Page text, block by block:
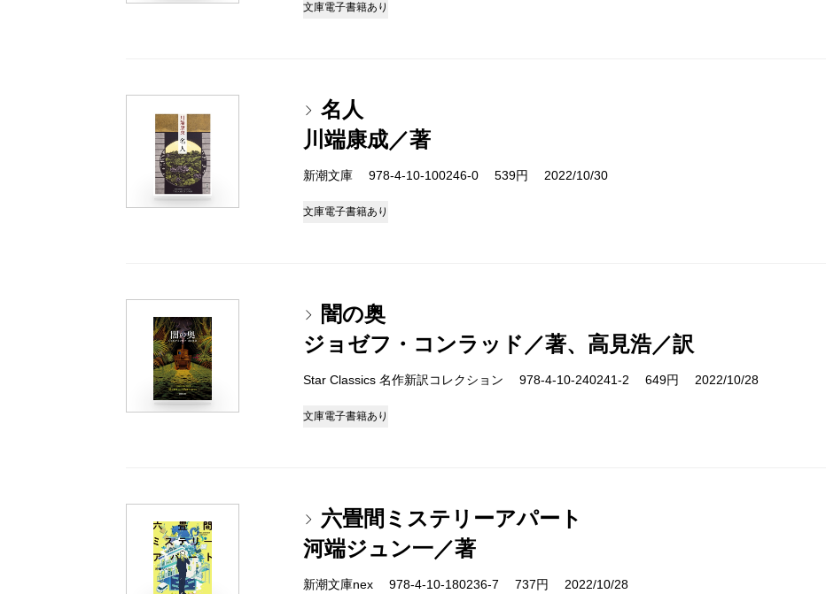
文庫電子書籍あり
名人
川端康成／著
新潮文庫 978-4-10-100246-0 539円 2022/10/30
文庫電子書籍あり
闇の奥
ジョゼフ・コンラッド／著、高見浩／訳
Star Classics 名作新訳コレクション 978-4-10-240241-2 649円 2022/10/28
文庫電子書籍あり
六畳間ミステリーアパート
河端ジュン一／著
新潮文庫nex 978-4-10-180236-7 737円 2022/10/28